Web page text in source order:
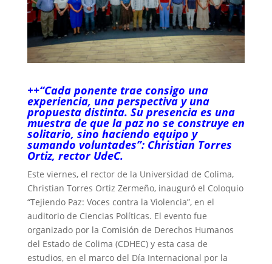
++“Cada ponente trae consigo una
experiencia, una perspectiva y una
propuesta distinta. Su presencia es una
muestra de que la paz no se construye en
solitario, sino haciendo equipo y
sumando voluntades”: Christian Torres
Ortiz, rector UdeC.
Este viernes, el rector de la Universidad de Colima,
Christian Torres Ortiz Zermeño, inauguró el Coloquio
“Tejiendo Paz: Voces contra la Violencia”, en el
auditorio de Ciencias Políticas. El evento fue
organizado por la Comisión de Derechos Humanos
del Estado de Colima (CDHEC) y esta casa de
estudios, en el marco del Día Internacional por la